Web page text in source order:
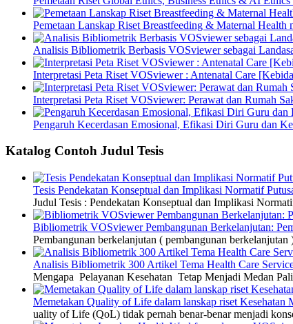
Pemetaan Lanskap Riset Breastfeeding & Maternal
Analisis Bibliometrik Berbasis VOSviewer sebagai
Interpretasi Peta Riset VOSviewer : Antenatal Care
Interpretasi Peta Riset VOSviewer: Perawat dan Rumah
Pengaruh Kecerdasan Emosional, Efikasi Diri Guru dan
Katalog Contoh Judul Tesis
Tesis Pendekatan Konseptual dan Implikasi Normatif
Judul Tesis : Pendekatan Konseptual dan Implikasi
Bibliometrik VOSviewer Pembangunan Berkelanjutan:
Pembangunan berkelanjutan ( pembangunan
Analisis Bibliometrik 300 Artikel Tema Health Care
Mengapa Pelayanan Kesehatan Tetap Menjadi Medan
Memetakan Quality of Life dalam lanskap riset Kesehatan
uality of Life (QoL) tidak pernah benar-benar menjadi